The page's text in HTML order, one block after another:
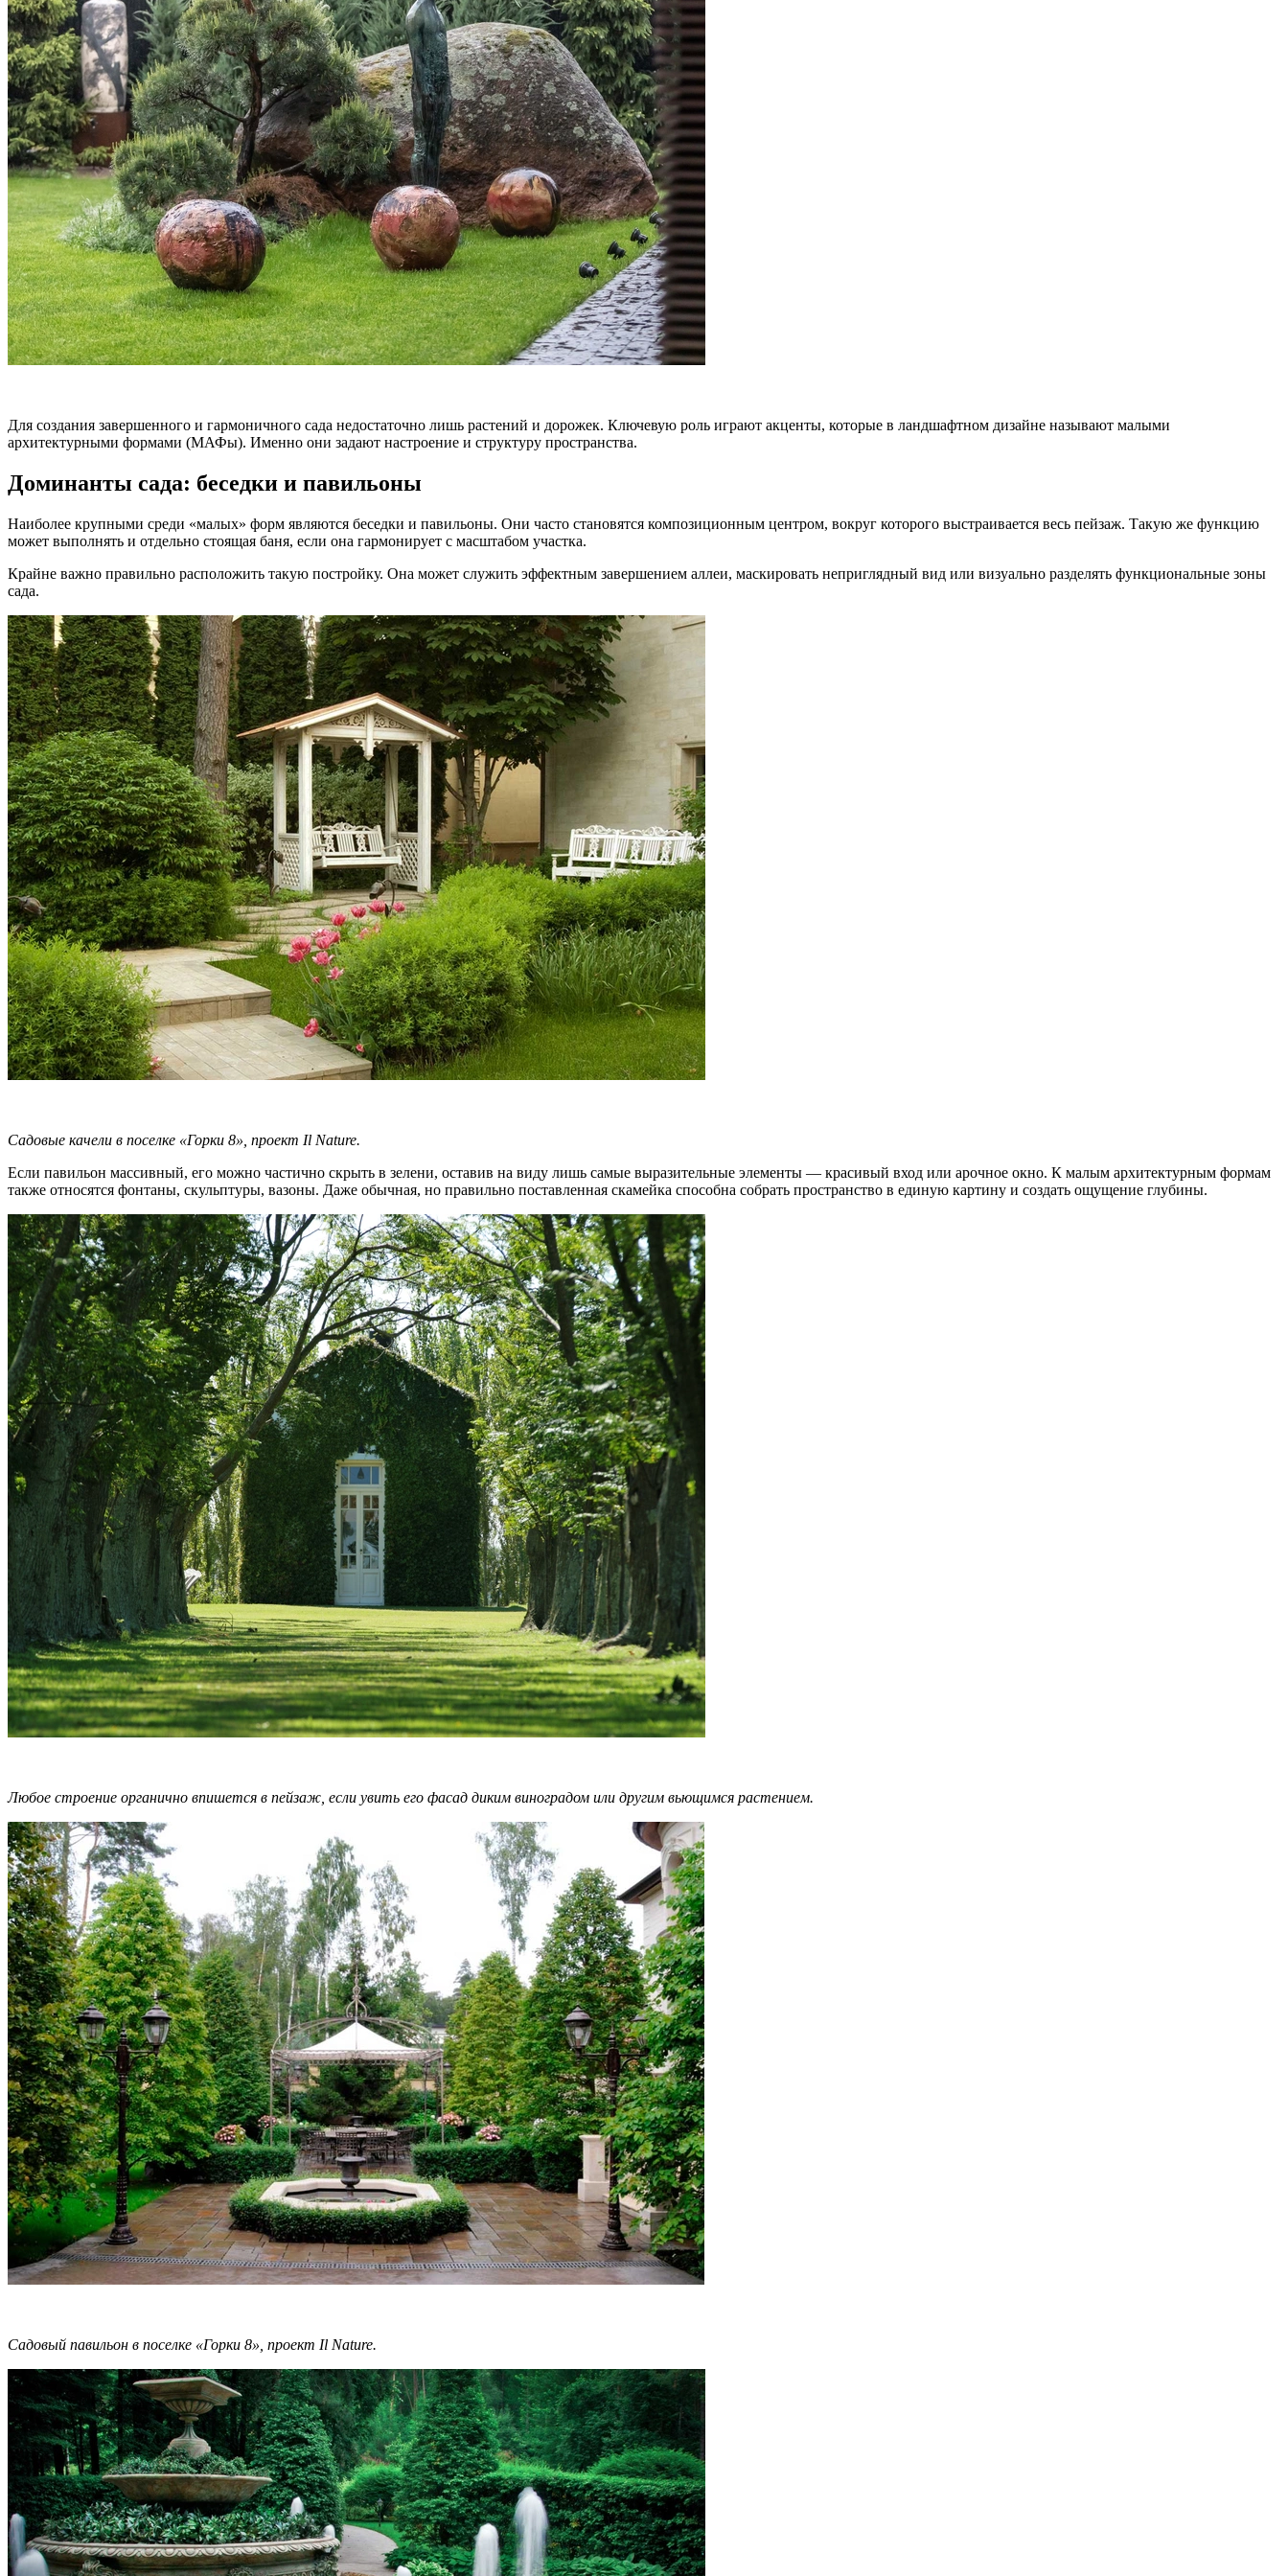
Для создания завершенного и гармоничного сада недостаточно лишь растений и дорожек. Ключевую роль играют акценты, которые в ландшафтном дизайне называют малыми
архитектурными формами (МАФы). Именно они задают настроение и структуру пространства.
Доминанты сада: беседки и павильоны
Наиболее крупными среди «малых» форм являются беседки и павильоны. Они часто становятся композиционным центром, вокруг которого выстраивается весь пейзаж. Такую же функцию
может выполнять и отдельно стоящая баня, если она гармонирует с масштабом участка.
Крайне важно правильно расположить такую постройку. Она может служить эффектным завершением аллеи, маскировать неприглядный вид или визуально разделять функциональные зоны
сада.
Садовые качели в поселке «Горки 8», проект Il Nature.
Если павильон массивный, его можно частично скрыть в зелени, оставив на виду лишь самые выразительные элементы — красивый вход или арочное окно. К малым архитектурным формам
также относятся фонтаны, скульптуры, вазоны. Даже обычная, но правильно поставленная скамейка способна собрать пространство в единую картину и создать ощущение глубины.
Любое строение органично впишется в пейзаж, если увить его фасад диким виноградом или другим вьющимся растением.
Садовый павильон в поселке «Горки 8», проект Il Nature.